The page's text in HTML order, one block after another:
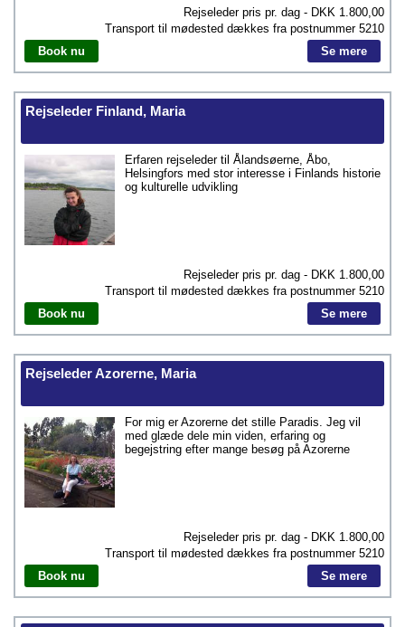
Rejseleder pris pr. dag - DKK 1.800,00
Transport til mødested dækkes fra postnummer 5210
Book nu
Se mere
Rejseleder Finland, Maria
Erfaren rejseleder til Ålandsøerne, Åbo,
Helsingfors med stor interesse i Finlands historie
og kulturelle udvikling
Rejseleder pris pr. dag - DKK 1.800,00
Transport til mødested dækkes fra postnummer 5210
Book nu
Se mere
Rejseleder Azorerne, Maria
For mig er Azorerne det stille Paradis. Jeg vil
med glæde dele min viden, erfaring og
begejstring efter mange besøg på Azorerne
Rejseleder pris pr. dag - DKK 1.800,00
Transport til mødested dækkes fra postnummer 5210
Book nu
Se mere